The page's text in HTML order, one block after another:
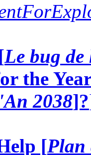
Le bug
the
2038]?
[Plan